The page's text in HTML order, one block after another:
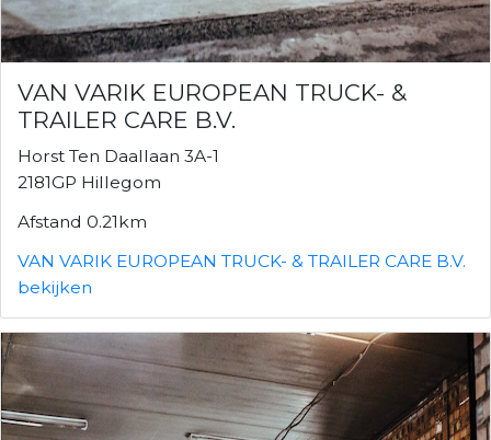
VAN VARIK EUROPEAN TRUCK- &
TRAILER CARE B.V.
Horst Ten Daallaan 3A-1
2181GP Hillegom
Afstand 0.21km
VAN VARIK EUROPEAN TRUCK- & TRAILER CARE B.V.
bekijken